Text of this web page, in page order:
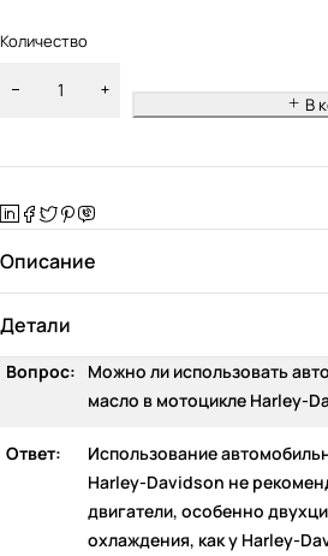
Количество
В
Описание
Детали
Вопрос:
Можно ли использовать
масло в мотоцикле Harley-
Ответ:
Использование
Harley-Davidson не
двигатели, особенно
охлаждения, как у Harley-